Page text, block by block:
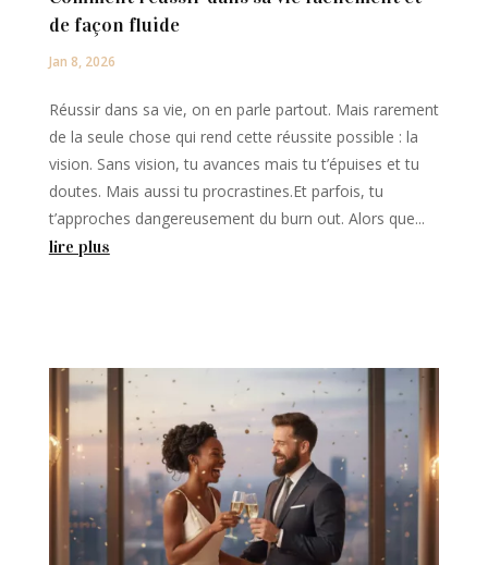
de façon fluide
Jan 8, 2026
Réussir dans sa vie, on en parle partout. Mais rarement
de la seule chose qui rend cette réussite possible : la
vision. Sans vision, tu avances mais tu t’épuises et tu
doutes. Mais aussi tu procrastines.Et parfois, tu
t’approches dangereusement du burn out. Alors que...
lire plus